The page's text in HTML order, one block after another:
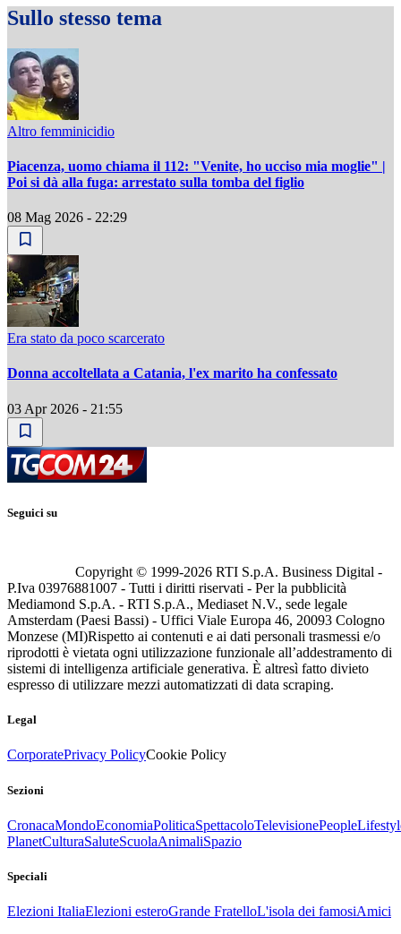
Sullo stesso tema
Altro femminicidio
Piacenza, uomo chiama il 112: "Venite, ho ucciso mia moglie" |
Poi si dà alla fuga: arrestato sulla tomba del figlio
08 Mag 2026 - 22:29
Era stato da poco scarcerato
Donna accoltellata a Catania, l'ex marito ha confessato
03 Apr 2026 - 21:55
Seguici su
Copyright © 1999-2026 RTI S.p.A. Business Digital -
P.Iva 03976881007 - Tutti i diritti riservati - Per la pubblicità
Mediamond S.p.A. - RTI S.p.A., Mediaset N.V., sede legale
Amsterdam (Paesi Bassi) - Uffici Viale Europa 46, 20093 Cologno
Monzese (MI)Rispetto ai contenuti e ai dati personali trasmessi e/o
riprodotti è vietata ogni utilizzazione funzionale all’addestramento di
sistemi di intelligenza artificiale generativa. È altresì fatto divieto
espresso di utilizzare mezzi automatizzati di data scraping.
Legal
CorporatePrivacy PolicyCookie Policy
Sezioni
CronacaMondoEconomiaPoliticaSpettacoloTelevisionePeople
PlanetCulturaSaluteScuolaAnimaliSpazio
Speciali
Elezioni ItaliaElezioni esteroGrande FratelloL'isola dei famosiAmici